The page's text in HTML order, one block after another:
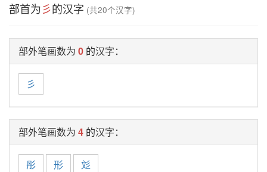
部首为彡的汉字 (共20个汉字)
部外笔画数为 0 的汉字：
彡
部外笔画数为 4 的汉字：
彤 形 彣